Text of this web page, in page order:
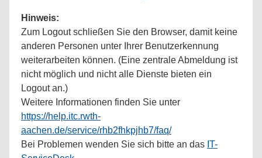
Hinweis:
Zum Logout schließen Sie den Browser, damit keine
anderen Personen unter Ihrer Benutzerkennung
weiterarbeiten können. (Eine zentrale Abmeldung ist
nicht möglich und nicht alle Dienste bieten ein
Logout an.)
Weitere Informationen finden Sie unter
https://help.itc.rwth-
aachen.de/service/rhb2fhkpjhb7/faq/
Bei Problemen wenden Sie sich bitte an das IT-